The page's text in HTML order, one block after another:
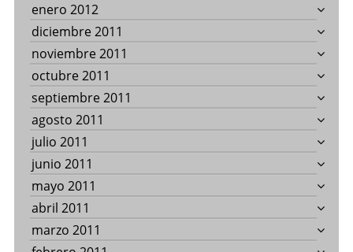
enero 2012
diciembre 2011
noviembre 2011
octubre 2011
septiembre 2011
agosto 2011
julio 2011
junio 2011
mayo 2011
abril 2011
marzo 2011